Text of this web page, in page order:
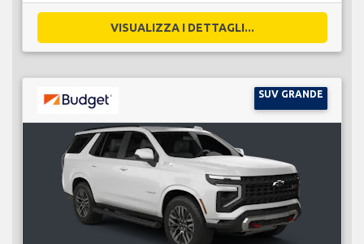
VISUALIZZA I DETTAGLI...
SUV GRANDE